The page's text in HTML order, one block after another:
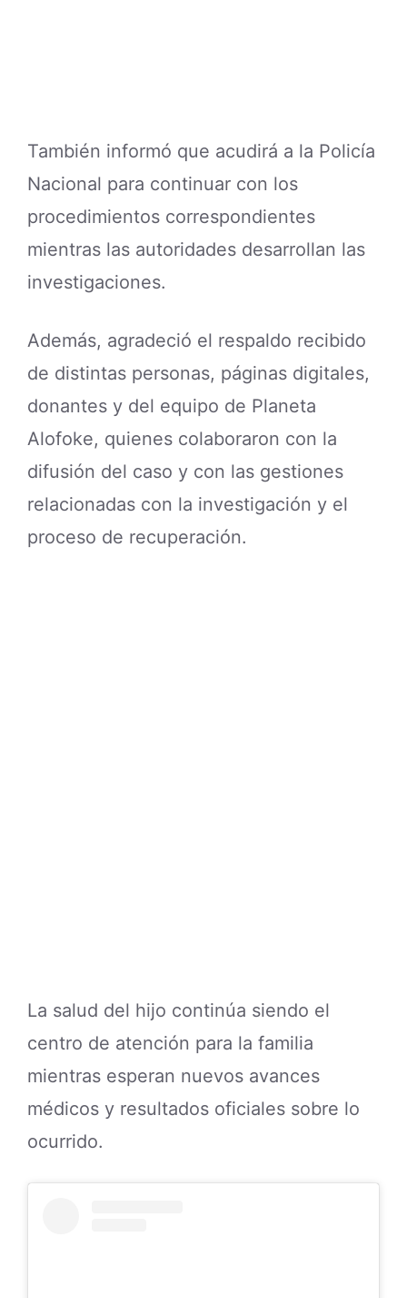
También informó que acudirá a la Policía
Nacional para continuar con los
procedimientos correspondientes
mientras las autoridades desarrollan las
investigaciones.
Además, agradeció el respaldo recibido
de distintas personas, páginas digitales,
donantes y del equipo de Planeta
Alofoke, quienes colaboraron con la
difusión del caso y con las gestiones
relacionadas con la investigación y el
proceso de recuperación.
La salud del hijo continúa siendo el
centro de atención para la familia
mientras esperan nuevos avances
médicos y resultados oficiales sobre lo
ocurrido.